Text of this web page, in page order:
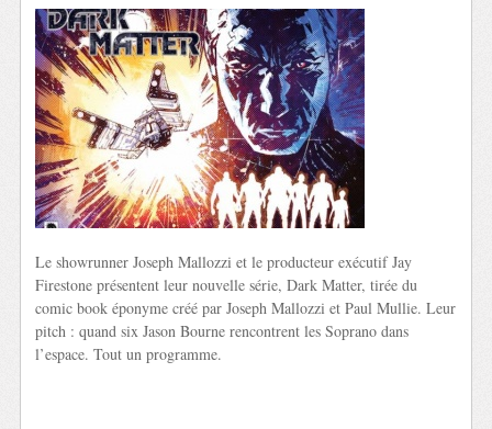
Le showrunner Joseph Mallozzi et le producteur exécutif Jay
Firestone présentent leur nouvelle série, Dark Matter, tirée du
comic book éponyme créé par Joseph Mallozzi et Paul Mullie. Leur
pitch : quand six Jason Bourne rencontrent les Soprano dans
l’espace. Tout un programme.